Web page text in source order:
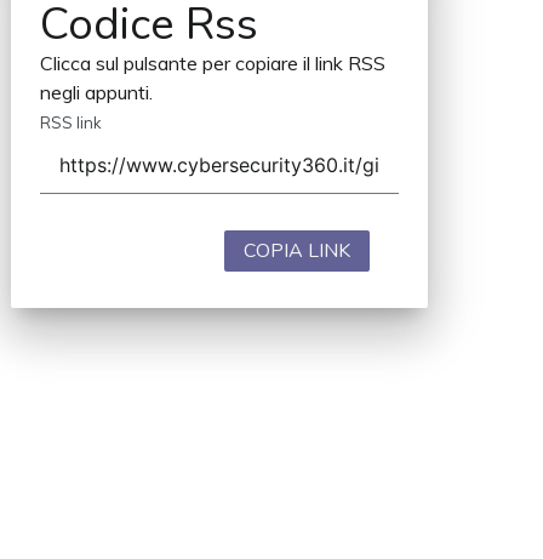
Codice Rss
Clicca sul pulsante per copiare il link RSS
negli appunti.
RSS link
COPIA LINK